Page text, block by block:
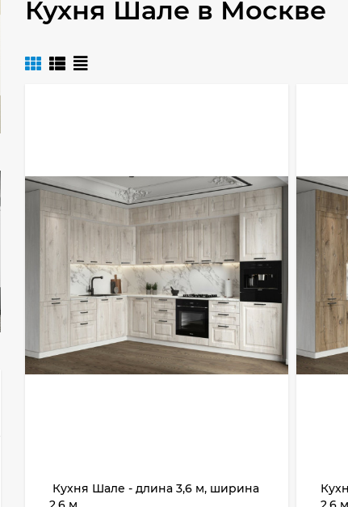
Кухня Шале в Москве
Кухня Шале - длина 3,6 м, ширина